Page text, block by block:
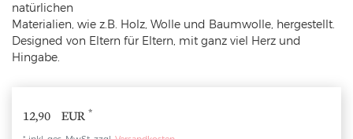
natürlichen
Materialien, wie z.B. Holz, Wolle und Baumwolle, hergestellt.
Designed von Eltern für Eltern, mit ganz viel Herz und
Hingabe.
12,90 EUR *